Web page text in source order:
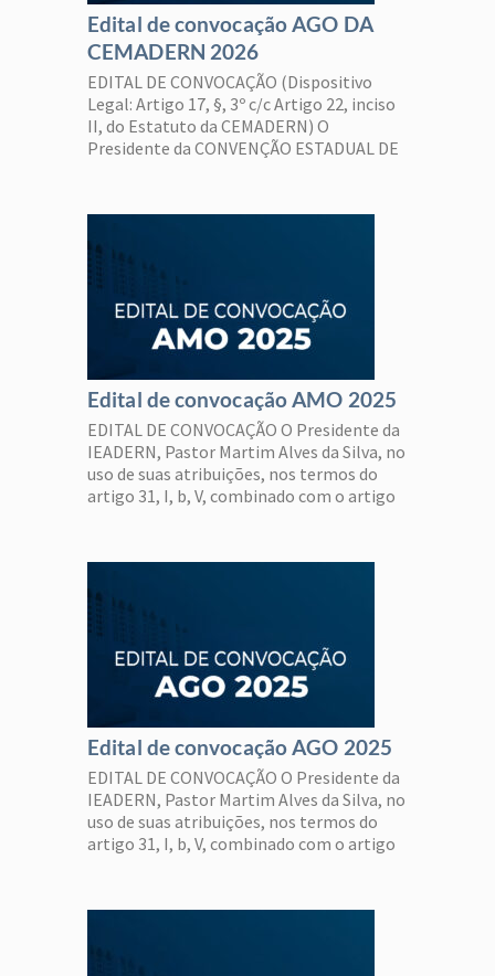
Edital de convocação AGO DA
CEMADERN 2026
EDITAL DE CONVOCAÇÃO (Dispositivo
Legal: Artigo 17, §, 3º c/c Artigo 22, inciso
II, do Estatuto da CEMADERN) O
Presidente da CONVENÇÃO ESTADUAL DE
CEMADERN, convoca a todos os seus
Ministros (Evangelistas e Pastores), em
comunhão e adimplentes com suas
Edital de convocação AMO 2025
EDITAL DE CONVOCAÇÃO O Presidente da
IEADERN, Pastor Martim Alves da Silva, no
uso de suas atribuições, nos termos do
artigo 31, I, b, V, combinado com o artigo
Evangelistas da IEADERN, em comunhão,
para a Assembleia Ministerial Ordinária –
AMO, […]
Edital de convocação AGO 2025
EDITAL DE CONVOCAÇÃO O Presidente da
IEADERN, Pastor Martim Alves da Silva, no
uso de suas atribuições, nos termos do
artigo 31, I, b, V, combinado com o artigo
IEADERN, em comunhão, para a